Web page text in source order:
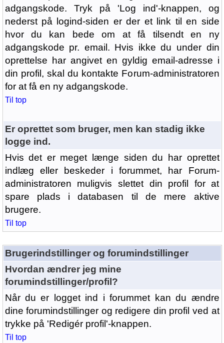
adgangskode. Tryk på 'Log ind'-knappen, og
nederst på logind-siden er der et link til en side
hvor du kan bede om at få tilsendt en ny
adgangskode pr. email. Hvis ikke du under din
oprettelse har angivet en gyldig email-adresse i
din profil, skal du kontakte Forum-administratoren
for at få en ny adgangskode.
Til top
Er oprettet som bruger, men kan stadig ikke
logge ind.
Hvis det er meget længe siden du har oprettet
indlæg eller beskeder i forummet, har Forum-
administratoren muligvis slettet din profil for at
spare plads i databasen til de mere aktive
brugere.
Til top
Brugerindstillinger og forumindstillinger
Hvordan ændrer jeg mine
forumindstillinger/profil?
Når du er logget ind i forummet kan du ændre
dine forumindstillinger og redigere din profil ved at
trykke på 'Redigér profil'-knappen.
Til top